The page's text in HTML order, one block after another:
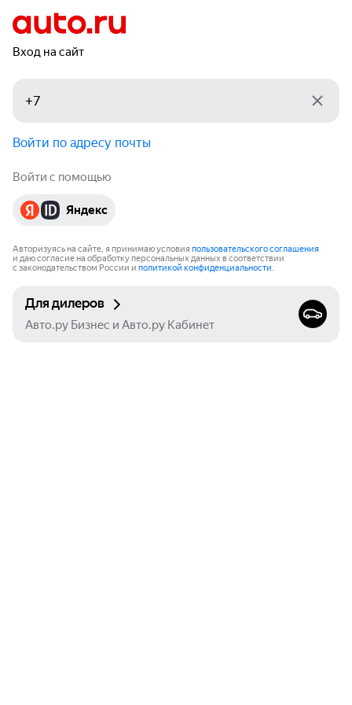
Вход на сайт
Войти по адресу почты
Войти с помощью
Яндекс
Авторизуясь на сайте, я принимаю условия пользовательского соглашения
и даю согласие на обработку персональных данных в соответствии
с законодательством России и политикой конфиденциальности.
Для дилеров
Авто.ру Бизнес и Авто.ру Кабинет